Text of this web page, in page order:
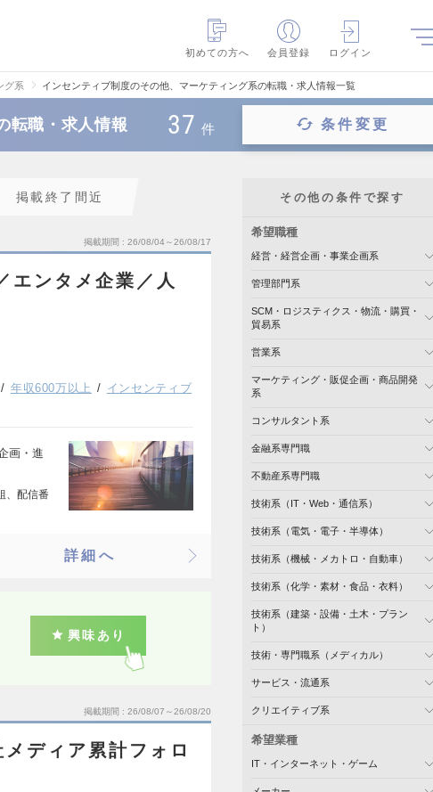
初めての方へ
会員登録 ログイン
グ系 インセンティブ制度のその他、マーケティング系の転職・求人情報一覧
転職・求人情報 37 件 条件変更
掲載終了間近
掲載期間 26/08/04～26/08/17
エンタメ企業／人
年収600万以上
インセンティブ
画・進
、配信番
詳細へ
興味あり
掲載期間 26/08/07～26/08/20
ディア累計フォロ
その他の条件で探す
希望職種
経営・経営企画・事業企画系
管理部門系
SCM・ロジスティクス・物流・購買・
貿易系
営業系
マーケティング・販促企画・商品開発
系
コンサルタント系
金融系専門職
不動産系専門職
技術系（IT・Web・通信系）
技術系（電気・電子・半導体）
技術系（機械・メカトロ・自動車）
技術系（化学・素材・食品・衣料）
技術系（建築・設備・土木・プラン
ト）
技術・専門職系（メディカル）
サービス・流通系
クリエイティブ系
希望業種
IT・インターネット・ゲーム